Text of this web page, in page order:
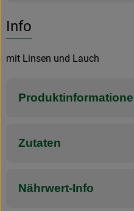
Info
mit Linsen und Lauch
Zutaten
Nährwert-Info